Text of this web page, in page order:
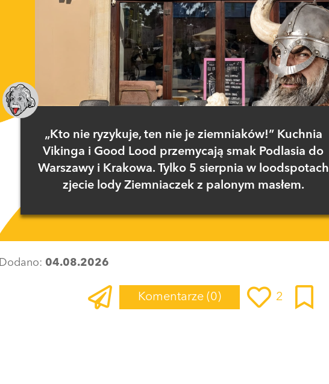
„Kto nie ryzykuje, ten nie je ziemniaków!” Kuchnia
Vikinga i Good Lood przemycają smak Podlasia do
Warszawy i Krakowa. Tylko 5 sierpnia w loodspotach
zjecie lody Ziemniaczek z palonym masłem.
Dodano: 04.08.2026
Komentarze (0) 2